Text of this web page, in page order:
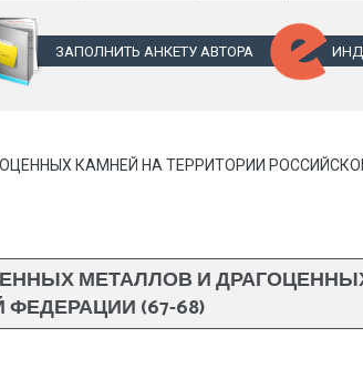
ЗАПОЛНИТЬ АНКЕТУ АВТОРА
КАМНЕЙ НА ТЕРРИТОРИИ
МЕТАЛЛОВ И
(67-68)